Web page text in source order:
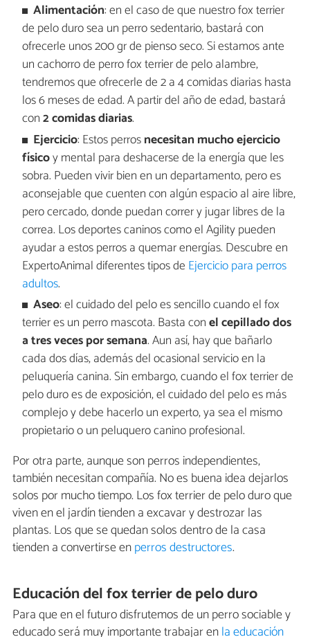
Alimentación: en el caso de que nuestro fox terrier
de pelo duro sea un perro sedentario, bastará con
ofrecerle unos 200 gr de pienso seco. Si estamos ante
un cachorro de perro fox terrier de pelo alambre,
tendremos que ofrecerle de 2 a 4 comidas diarias hasta
los 6 meses de edad. A partir del año de edad, bastará
con2 comidas diarias.
Ejercicio: Estos perrosnecesitan mucho ejercicio
físicoy mental para deshacerse de la energía que les
sobra. Pueden vivir bien en un departamento, pero es
aconsejable que cuenten con algún espacio al aire libre,
pero cercado, donde puedan correr y jugar libres de la
correa. Los deportes caninos como el Agility pueden
ayudar a estos perros a quemar energías. Descubre en
ExpertoAnimal diferentes tipos de Ejercicio para perros
adultos.
Aseo: el cuidado del pelo es sencillo cuando el fox
terrier es un perro mascota. Basta conel cepillado dos
a tres veces por semana. Aun así, hay que bañarlo
cada dos días, además del ocasional servicio en la
peluquería canina. Sin embargo, cuando el fox terrier de
pelo duro es de exposición, el cuidado del pelo es más
complejo y debe hacerlo un experto, ya sea el mismo
propietario o un peluquero canino profesional.
Por otra parte, aunque son perros independientes,
también necesitan compañía. No es buena idea dejarlos
solos por mucho tiempo. Los fox terrier de pelo duro que
viven en el jardín tienden a excavar y destrozar las
plantas. Los que se quedan solos dentro de la casa
tienden a convertirse enperros destructores.
Educación del fox terrier de pelo duro
Para que en el futuro disfrutemos de un perro sociable y
educado será muy importante trabajar enla educación